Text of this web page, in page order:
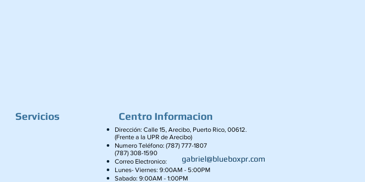
Servicios Centro Informacion
Dirección: Calle 15, Arecibo, Puerto Rico, 00612.
(Frente a la UPR de Arecibo)
Numero Teléfono: (787) 777-1807
(787) 308-1590
Correo Electronico:
Lunes- Viernes: 9:00AM - 5:00PM
Sabado: 9:00AM - 1:00PM
gabriel@blueboxpr.com